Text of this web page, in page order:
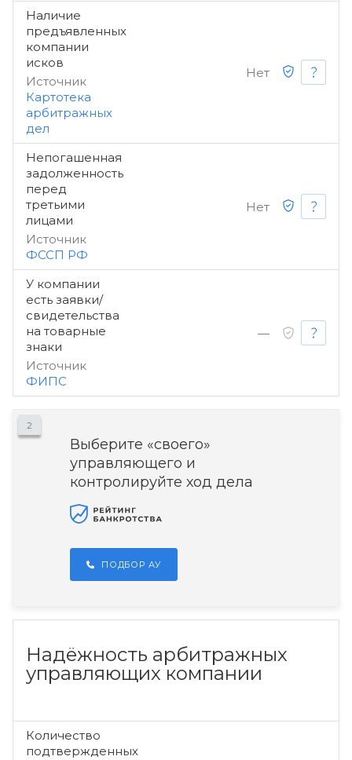
Наличие
предъявленных
компании
исков
Источник
Картотека
арбитражных
дел
Нет
Непогашенная
задолженность
перед
третьими
лицами
Источник
ФССП РФ
Нет
У компании
есть заявки/
свидетельства
на товарные
знаки
Источник
ФИПС
—
2
Выберите «своего»
управляющего и
контролируйте ход дела
ПОДБОР АУ
Надёжность арбитражных
управляющих компании
Количество
подтвержденных